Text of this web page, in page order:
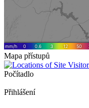
Mapa přístupů
Počítadlo
Přihlášení